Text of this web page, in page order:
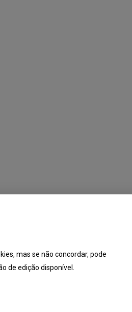
mas se não concordar, pode
de edição disponível.